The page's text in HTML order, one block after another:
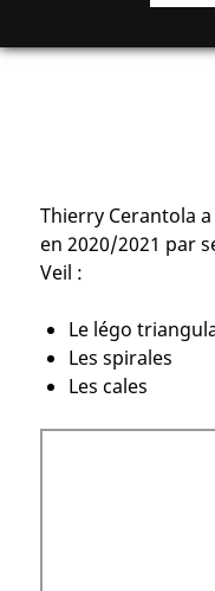
Thierry Cerantola
en 2020/2021 par
Veil :
Le légo
Les spirales
Les cales